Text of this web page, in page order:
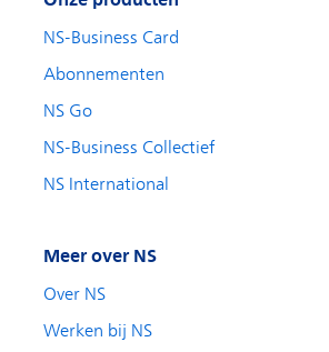
NS-Business Card
Abonnementen
NS Go
NS-Business Collectief
NS International
Meer over NS
Over NS
Werken bij NS